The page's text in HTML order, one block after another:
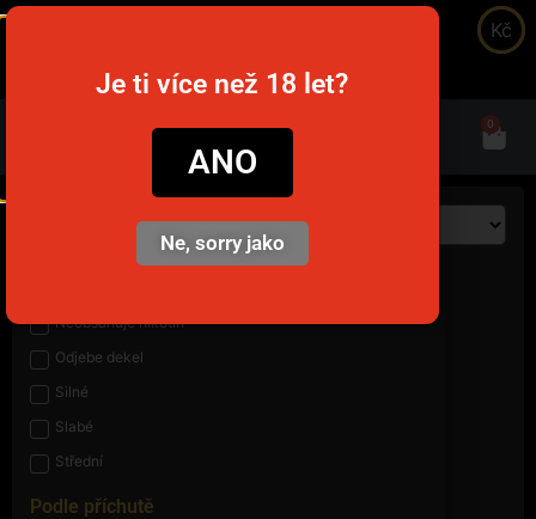
0
Neobsahuje nikotin
Odjebe dekel
Silné
Slabé
Střední
Podle příchutě
Kč
Je ti více než 18 let?
ANO
Ne, sorry jako